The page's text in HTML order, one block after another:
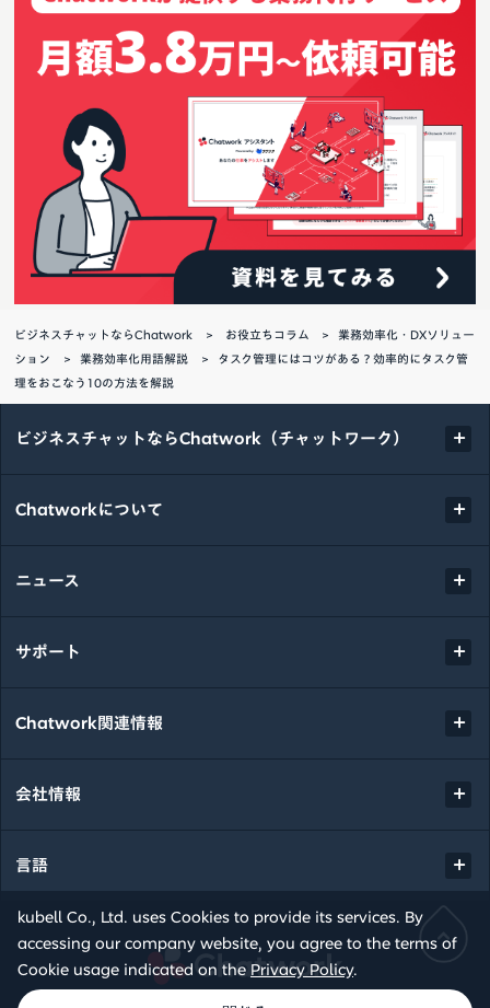
kubell Co., Ltd. uses Cookies to provide its services. By
accessing our company website, you agree to the terms of
Cookie usage indicated on the Privacy Policy.
ビジネスチャットならChatwork お役立ちコラム
業務効率化・DXソリュー
ション
業務効率化用語解説
タスク管理にはコツがある？効率的にタスク管
理をおこなう10の方法を解説
ビジネスチャットならChatwork（チャットワーク）
Chatworkについて
ニュース
サポート
Chatwork関連情報
会社情報
言語